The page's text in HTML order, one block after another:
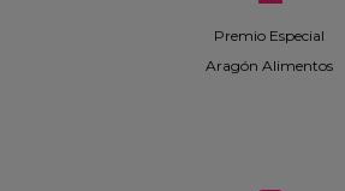
Premio Especial
Aragón Alimentos